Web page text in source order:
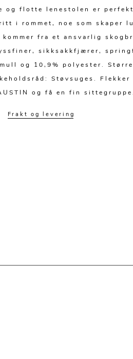
og flotte lenestolen er
i rommet, noe som skaper
fra et ansvarlig
sikksakkfjærer,
og 10,9% polyester.
Støvsuges.
og få en fin sittegruppe.
Frakt og levering